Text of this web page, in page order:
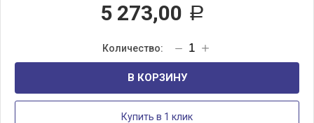
5 273,00 Р
В КОРЗИНУ
Купить в 1 клик